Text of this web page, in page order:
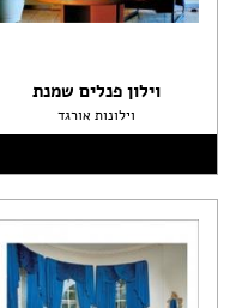
וילון פנלים שמנת
וילונות אורגד